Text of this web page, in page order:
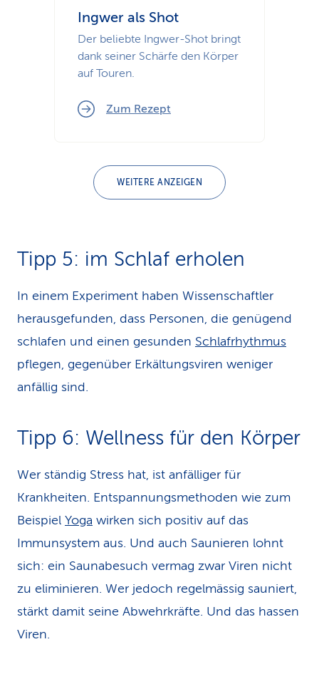
Ingwer als Shot
Der beliebte Ingwer-Shot bringt
dank seiner Schärfe den Körper
auf Touren.
Zum Rezept
WEITERE ANZEIGEN
Tipp 5: im Schlaf erholen
In einem Experiment haben Wissen­schaftler
herausgefunden, dass Personen, die genügend
schlafen und einen gesun­den Schlafrhythmus
pflegen, gegenüber Erkältungsviren weniger
anfällig sind.
Tipp 6: Wellness für den Körper
Wer ständig Stress hat, ist anfälliger für
Krankheiten. Entspannungsmethoden wie zum
Beispiel Yoga wirken sich positiv auf das
Immunsystem aus. Und auch Saunieren lohnt
sich: ein Saunabesuch vermag zwar Viren nicht
zu eliminieren. Wer jedoch regelmässig sauniert,
stärkt damit seine Abwehrkräfte. Und das hassen
Viren.